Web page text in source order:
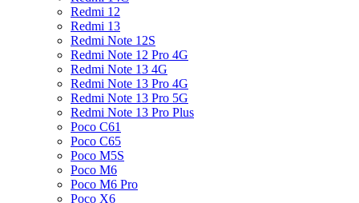
Redmi 12
Redmi 13
Redmi Note 12S
Redmi Note 12 Pro 4G
Redmi Note 13 4G
Redmi Note 13 Pro 4G
Redmi Note 13 Pro 5G
Redmi Note 13 Pro Plus
Poco C61
Poco C65
Poco M5S
Poco M6
Poco M6 Pro
Poco X6